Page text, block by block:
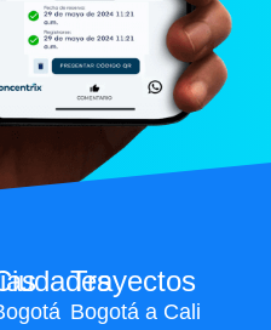
Trayectos
Bogotá a Cali